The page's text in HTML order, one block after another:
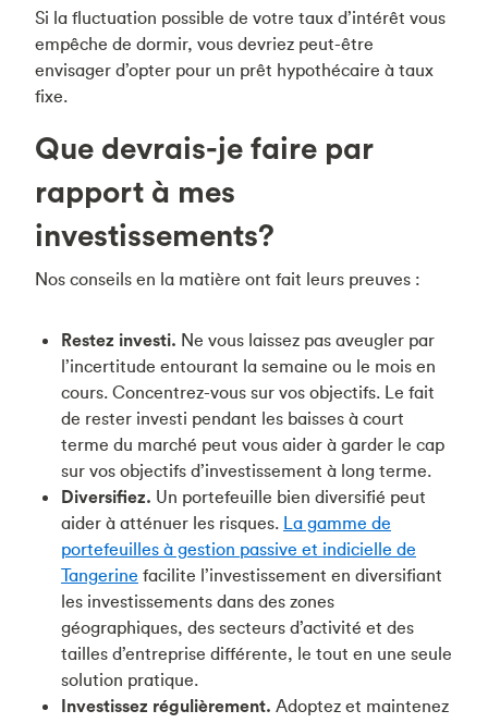
Si la fluctuation possible de votre taux d’intérêt vous
empêche de dormir, vous devriez peut-être
envisager d’opter pour un prêt hypothécaire à taux
fixe.
Que devrais-je faire par
rapport à mes
investissements?
Nos conseils en la matière ont fait leurs preuves :
Restez investi. Ne vous laissez pas aveugler par
l’incertitude entourant la semaine ou le mois en
cours. Concentrez-vous sur vos objectifs. Le fait
de rester investi pendant les baisses à court
terme du marché peut vous aider à garder le cap
sur vos objectifs d’investissement à long terme.
Diversifiez. Un portefeuille bien diversifié peut
aider à atténuer les risques. La gamme de
portefeuilles à gestion passive et indicielle de
Tangerine facilite l’investissement en diversifiant
les investissements dans des zones
géographiques, des secteurs d’activité et des
tailles d’entreprise différente, le tout en une seule
solution pratique.
Investissez régulièrement. Adoptez et maintenez